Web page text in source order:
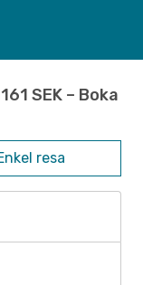
SEK – Boka
resa